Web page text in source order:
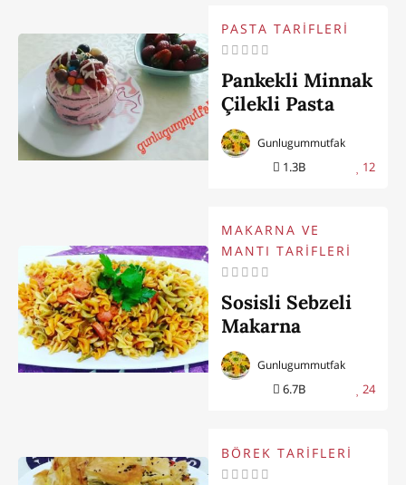
PASTA TARİFLERİ
Pankekli Minnak
Çilekli Pasta
1.3B 12
Gunlugummutfak
MAKARNA VE
MANTI TARİFLERİ
Sosisli Sebzeli
Makarna
6.7B 24
Gunlugummutfak
BÖREK TARİFLERİ